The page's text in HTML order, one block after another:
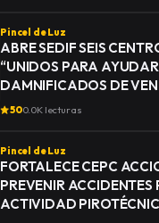
Pincel de Luz
ABRE SEDIF SEIS
“UNIDOS PARA
DAMNIFICADOS DE
500.0K lecturas
Pincel de Luz
FORTALECE CEPC
PREVENIR ACCIDENTES
ACTIVIDAD